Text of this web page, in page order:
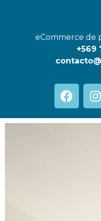
eCommerce de
+569